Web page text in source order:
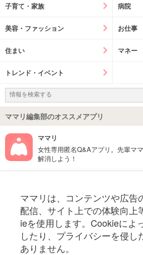
子育て・家族 病院
美容・ファッション お仕事
住まい マネー
トレンド・イベント
ママリ編集部のオススメアプリ
ママリ
女性専用匿名Q&Aアプリ。先輩マ
解消しよう！
ママリは、コンテンツや広告
配信、サイト上での体験向上
ieを使用します。Cookieによ
したり、プライバシーを侵し
ありません。
妊娠〜子育て中のお役立ち情